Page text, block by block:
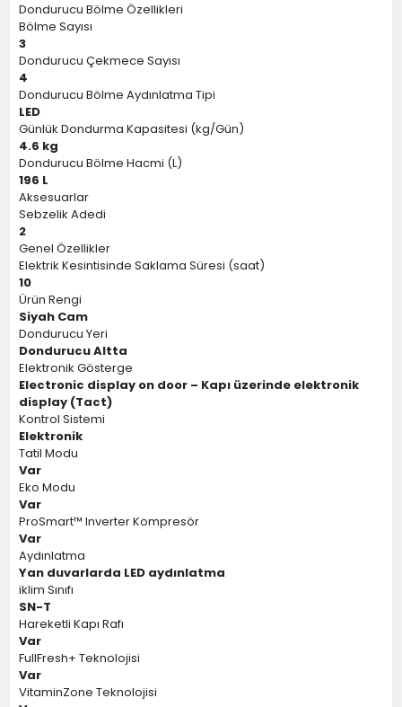
Dondurucu Bölme Özellikleri
Bölme Sayısı
3
Dondurucu Çekmece Sayısı
4
Dondurucu Bölme Aydınlatma Tipi
LED
Günlük Dondurma Kapasitesi (kg/Gün)
4.6 kg
Dondurucu Bölme Hacmi (L)
196 L
Aksesuarlar
Sebzelik Adedi
2
Genel Özellikler
Elektrik Kesintisinde Saklama Süresi (saat)
10
Ürün Rengi
Siyah Cam
Dondurucu Yeri
Dondurucu Altta
Elektronik Gösterge
Electronic display on door – Kapı üzerinde elektronik
display (Tact)
Kontrol Sistemi
Elektronik
Tatil Modu
Var
Eko Modu
Var
ProSmart™ Inverter Kompresör
Var
Aydınlatma
Yan duvarlarda LED aydınlatma
iklim Sınıfı
SN-T
Hareketli Kapı Rafı
Var
FullFresh+ Teknolojisi
Var
VitaminZone Teknolojisi